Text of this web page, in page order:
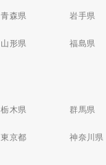
青森県 岩手県
山形県 福島県
栃木県 群馬県
東京都 神奈川県